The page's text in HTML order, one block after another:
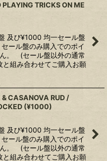
TRICKS ON ME
及び¥1000 均一セール盤
ール盤のみ購入でのポイ
。 (セール盤以外の通常
と組み合わせてご購入お願
& CASANOVA RUD /
(¥1000)
及び¥1000 均一セール盤
ール盤のみ購入でのポイ
。 (セール盤以外の通常
と組み合わせてご購入お願